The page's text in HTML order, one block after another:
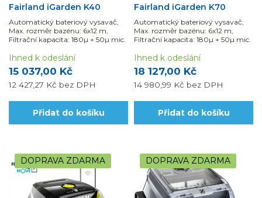
Fairland iGarden K40
Automatický bateriový vysavač,
Max. rozměr bazénu: 6x12 m,
Filtrační kapacita: 180µ + 50µ mic.
15 037,00 Kč
12 427,27 Kč bez DPH
Ihned k odeslání
Přidat do košíku
Fairland iGarden K70
Automatický bateriový vysavač,
Max. rozměr bazénu: 6x12 m,
Filtrační kapacita: 180µ + 50µ mic.
18 127,00 Kč
14 980,99 Kč bez DPH
Ihned k odeslání
Přidat do košíku
DOPRAVA ZDARMA DOPRAVA ZDARMA